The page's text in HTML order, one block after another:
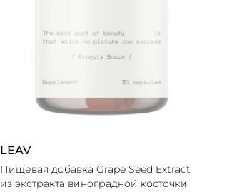
LEAV
Пищевая добавка Grape Seed Extract
из экстракта виноградной косточки